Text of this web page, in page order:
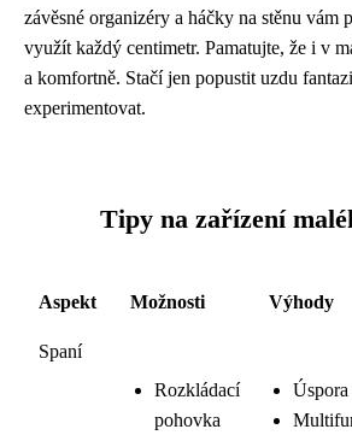
závěsné organizéry a háčky na stěnu vám
využít každý centimetr. Pamatujte, že i v
a komfortně. Stačí jen popustit uzdu
experimentovat.
Tipy na zařízení
Aspekt Možnosti Výhody
Spaní
Rozkládací
pohovka
Úspora